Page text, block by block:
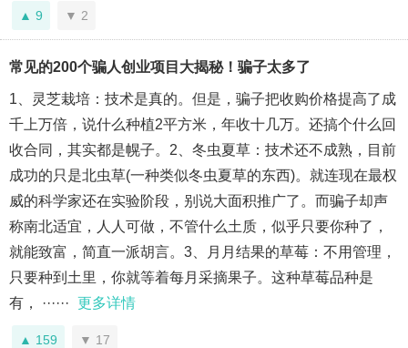
9 2
常见的200个骗人创业项目大揭秘！骗子太多了
1、灵芝栽培：技术是真的。但是，骗子把收购价格提高了成
千上万倍，说什么种植2平方米，年收十几万。还搞个什么回
收合同，其实都是幌子。2、冬虫夏草：技术还不成熟，目前
成功的只是北虫草(一种类似冬虫夏草的东西)。就连现在最权
威的科学家还在实验阶段，别说大面积推广了。而骗子却声
称南北适宜，人人可做，不管什么土质，似乎只要你种了，
就能致富，简直一派胡言。3、月月结果的草莓：不用管理，
只要种到土里，你就等着每月采摘果子。这种草莓品种是
有， ······ 更多详情
159 17